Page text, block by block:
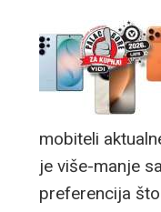
mobiteli
je više-manje
preferencija